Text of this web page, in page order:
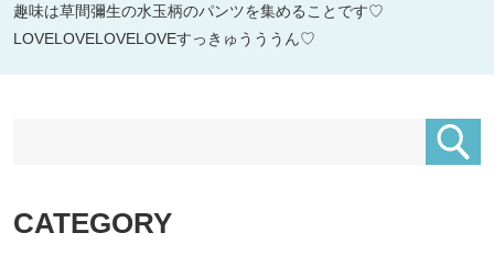
趣味は草間彌生の水玉柄のパンツを集めることです♡
LOVELOVELOVELOVEすっきゅうううん♡
CATEGORY